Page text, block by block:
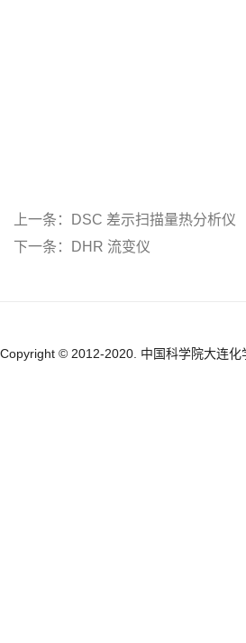
上一条：
DSC 差示扫描量热分析仪
下一条：
DHR 流变仪
Copyright © 2012-2020. 中国科学院大连